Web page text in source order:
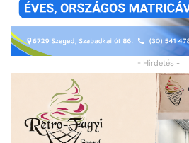
- Hirdetés -